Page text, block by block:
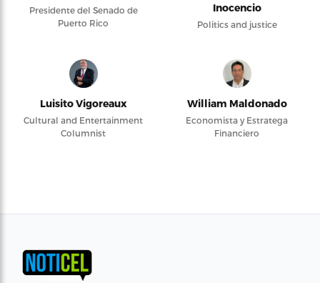
Presidente del Senado de
Puerto Rico
Inocencio
Politics and justice
Luisito Vigoreaux
Cultural and Entertainment
Columnist
William Maldonado
Economista y Estratega
Financiero